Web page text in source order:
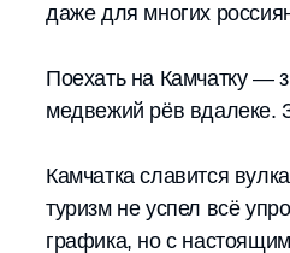
даже для многих
Поехать на Камчатку —
медвежий рёв вдалеке.
Камчатка славится
туризм не успел всё
графика, но с